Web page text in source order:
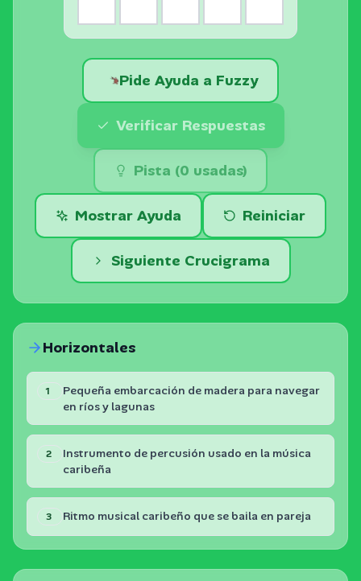
Pide Ayuda a Fuzzy
Verificar Respuestas
Pista (0 usadas)
Mostrar Ayuda Reiniciar
Siguiente Crucigrama
Horizontales
1
Pequeña embarcación de madera para navegar
en ríos y lagunas
2
Instrumento de percusión usado en la música
caribeña
3 Ritmo musical caribeño que se baila en pareja